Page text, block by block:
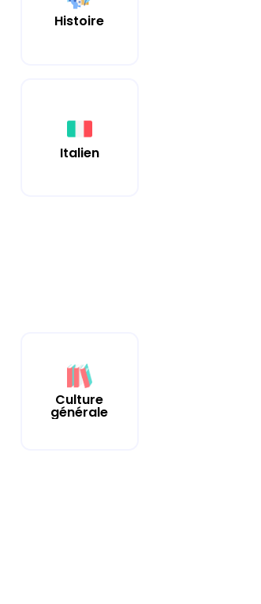
Histoire
Italien
Culture
générale